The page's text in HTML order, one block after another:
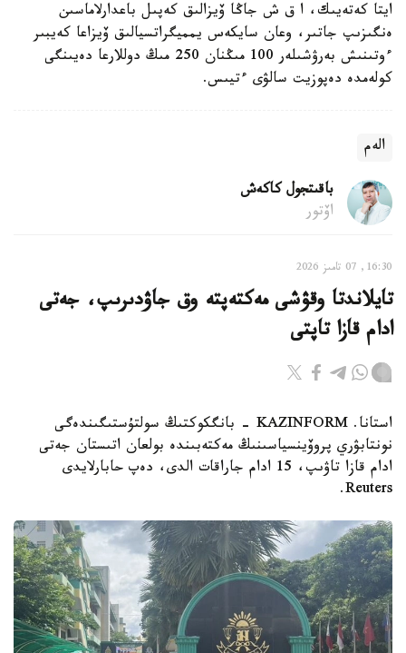
ايتا كەتەيىك، ا ق ش جاڭا ۆيزالىق كەپىل باعدارلاماسىن
ەنگىزىپ جاتىر، وعان سايكەس يمميگراتسيالىق ۆيزاعا كەيبىر
ءوتىنىش بەرۋشىلەر 100 مىڭنان 250 مىڭ دوللارعا دەيىنگى
كولەمدە دەپوزيت سالۋى ءتيىس.
الەم
باقىتجول كاكەش
اۆتور
16:30, 07 تامىز 2026
تايلاندتا وقۋشى مەكتەپتە وق جاۋدىرىپ، جەتى
ادام قازا تاپتى
استانا. KAZINFORM - بانگكوكتىڭ سولتۇستىگىندەگى
نونتابۋري پروۆينسياسىنىڭ مەكتەبىندە بولعان اتىستان جەتى
ادام قازا تاۋىپ، 15 ادام جاراقات الدى، دەپ حابارلايدى
Reuters.